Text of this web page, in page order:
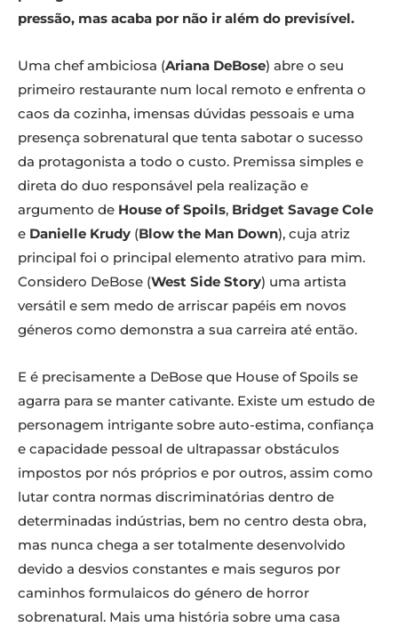
pressão, mas acaba por não ir além do previsível.
Uma chef ambiciosa (Ariana DeBose) abre o seu
primeiro restaurante num local remoto e enfrenta o
caos da cozinha, imensas dúvidas pessoais e uma
presença sobrenatural que tenta sabotar o sucesso
da protagonista a todo o custo. Premissa simples e
direta do duo responsável pela realização e
argumento de House of Spoils, Bridget Savage Cole
e Danielle Krudy (Blow the Man Down), cuja atriz
principal foi o principal elemento atrativo para mim.
Considero DeBose (West Side Story) uma artista
versátil e sem medo de arriscar papéis em novos
géneros como demonstra a sua carreira até então.
E é precisamente a DeBose que House of Spoils se
agarra para se manter cativante. Existe um estudo de
personagem intrigante sobre auto-estima, confiança
e capacidade pessoal de ultrapassar obstáculos
impostos por nós próprios e por outros, assim como
lutar contra normas discriminatórias dentro de
determinadas indústrias, bem no centro desta obra,
mas nunca chega a ser totalmente desenvolvido
devido a desvios constantes e mais seguros por
caminhos formulaicos do género de horror
sobrenatural. Mais uma história sobre uma casa